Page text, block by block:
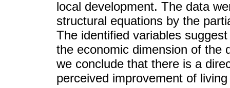
local development. The data
structural equations by the
The identified variables
the economic dimension of the
we conclude that there is a
perceived improvement of